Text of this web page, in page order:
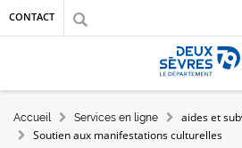
Aller au contenu principal
Aller au menu
Aller à la recherche
CONTACT
Accueil
FIL D'ARIANE
Accueil Services en ligne aides et
Soutien aux manifestations culturelles